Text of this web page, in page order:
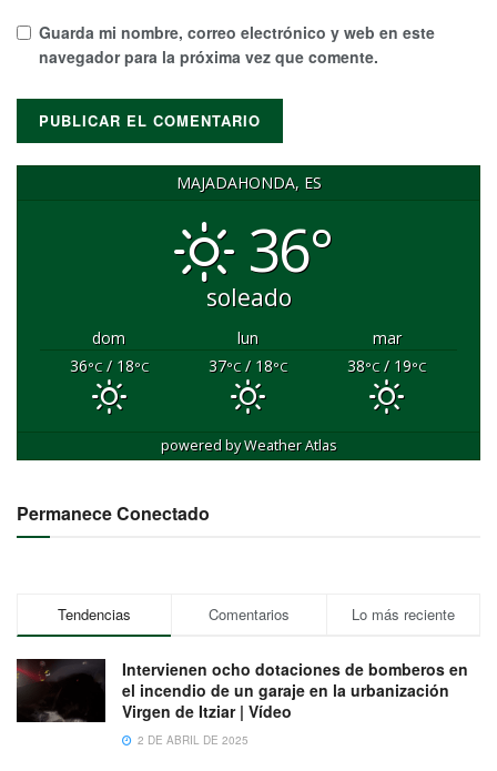
Guarda mi nombre, correo electrónico y web en este
navegador para la próxima vez que comente.
MAJADAHONDA, ES
36°
soleado
dom lun
mar
36°C/ 18°C 37°C/ 18°C 38°C/ 19°C
powered byWeather Atlas
Permanece Conectado
Tendencias Comentarios Lo más reciente
Intervienen ocho dotaciones de bomberos en
el incendio de un garaje en la urbanización
Virgen de Itziar | Vídeo
2 DE ABRIL DE 2025